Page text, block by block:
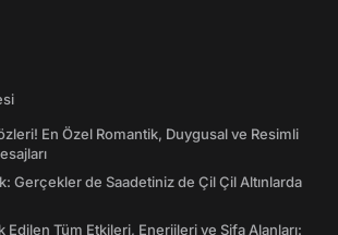
En Özel Romantik, Duygusal ve Resimli
Gerçekler de Saadetiniz de Çil Çil Altınlarda
Edilen Tüm Etkileri, Enerjileri ve Şifa Alanları: